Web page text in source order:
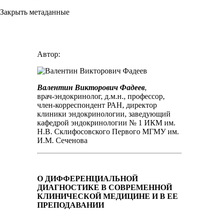
Закрыть метаданные
Автор:
Валентин Викторович Фадеев,
врач-эндокринолог, д.м.н., профессор,
член-корреспондент РАН, директор
клиники эндокринологии, заведующий
кафедрой эндокринологии № 1 ИКМ им.
Н.В. Склифосовского Первого МГМУ им.
И.М. Сеченова
О ДИФФЕРЕНЦИАЛЬНОЙ
ДИАГНОСТИКЕ В СОВРЕМЕННОЙ
КЛИНИЧЕСКОЙ МЕДИЦИНЕ И В ЕЕ
ПРЕПОДАВАНИИ